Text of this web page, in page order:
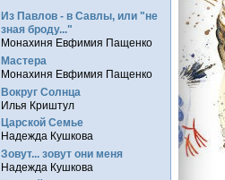
Из Павлов - в Савлы, или "не
зная броду..."
Монахиня Евфимия Пащенко
Мастера
Монахиня Евфимия Пащенко
Вокруг Солнца
Илья Криштул
Царской Семье
Надежда Кушкова
Зовут... зовут они меня
Надежда Кушкова